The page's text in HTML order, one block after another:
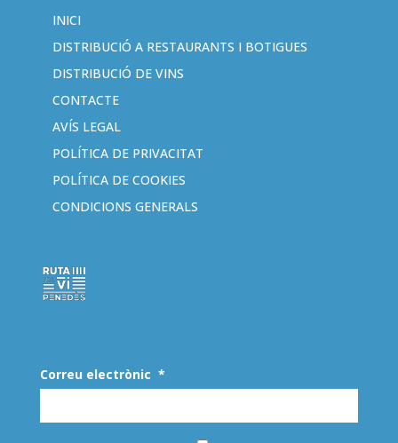
INICI
DISTRIBUCIÓ A RESTAURANTS I BOTIGUES
DISTRIBUCIÓ DE VINS
CONTACTE
AVÍS LEGAL
POLÍTICA DE PRIVACITAT
POLÍTICA DE COOKIES
CONDICIONS GENERALS
Correu electrònic *